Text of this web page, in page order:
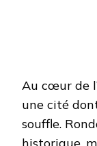
Au cœur de
une cité
souffle.